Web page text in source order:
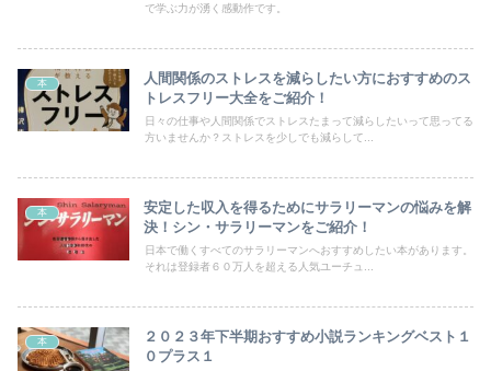
で学ぶ力が湧く感動作です。
本
人間関係のストレスを減らしたい方におすすめのス
トレスフリー大全をご紹介！
日々の仕事や人間関係でストレスたまって減らしたいって思ってる
方いませんか？ストレスを少しでも減らして...
本
安定した収入を得るためにサラリーマンの悩みを解
決！シン・サラリーマンをご紹介！
日本で働くすべてのサラリーマンへおすすめしたい本があります。
それは登録者６０万人を超える人気ユーチュ...
本
２０２３年下半期おすすめ小説ランキングベスト１
０プラス１